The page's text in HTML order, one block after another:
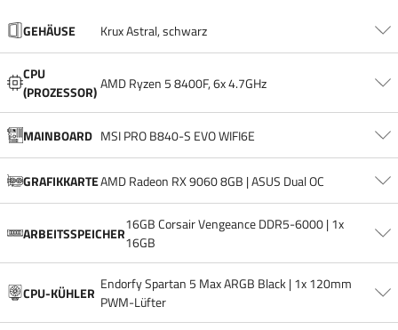
27 Zoll großer FHD Monitor mit 180Hz Bildwiederholrate
dabei.
GEHÄUSE Krux Astral, schwarz
CPU
(PROZESSOR)AMD Ryzen 5 8400F, 6x 4.7GHz
MAINBOARD MSI PRO B840-S EVO WIFI6E
GRAFIKKARTEAMD Radeon RX 9060 8GB | ASUS Dual OC
ARBEITSSPEICHER16GB Corsair Vengeance DDR5-6000 | 1x
16GB
CPU-KÜHLER Endorfy Spartan 5 Max ARGB Black | 1x 120mm
PWM-Lüfter